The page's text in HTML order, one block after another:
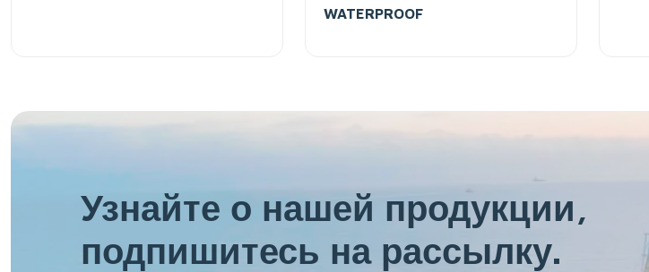
WATERPROOF
Узнайте о нашей продукции,
подпишитесь на рассылку.